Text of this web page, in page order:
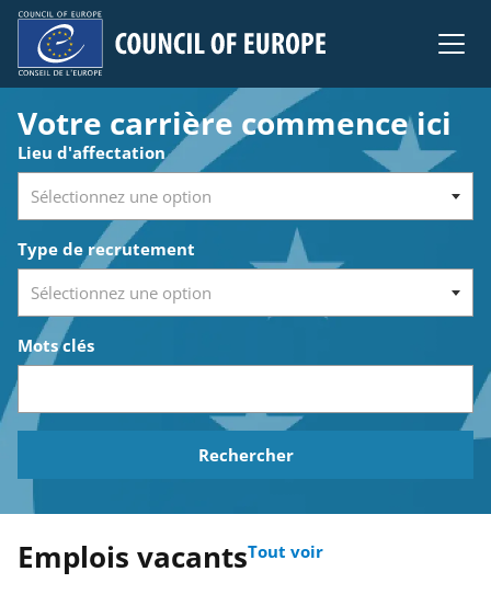
Council of Europe
Votre carrière commence ici
Chercher des emplois vacants
Lieu d'affectation
Type de recrutement
Mots clés
Rechercher
Emplois vacantsTout voir